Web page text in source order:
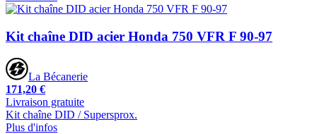
Kit chaîne DID acier Honda 750 VFR F 90-97
La Bécanerie
171,20 €
Livraison gratuite
Kit chaîne DID / Supersprox.
Plus d'infos